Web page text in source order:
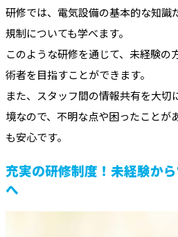
研修では、電気設備の基本的な知識
規制についても学べます。
このような研修を通じて、未経験の
術者を目指すことができます。
また、スタッフ間の情報共有を大切
境なので、不明な点や困ったことが
も安心です。
充実の研修制度！未経験か
へ